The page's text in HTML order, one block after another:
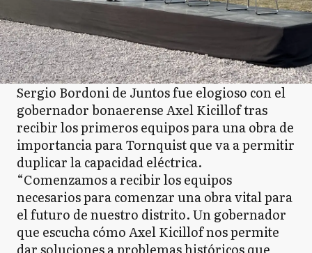
Sergio Bordoni de Juntos fue elogioso con el
gobernador bonaerense Axel Kicillof tras
recibir los primeros equipos para una obra de
importancia para Tornquist que va a permitir
duplicar la capacidad eléctrica.
“Comenzamos a recibir los equipos
necesarios para comenzar una obra vital para
el futuro de nuestro distrito. Un gobernador
que escucha cómo Axel Kicillof nos permite
dar soluciones a problemas históricos que